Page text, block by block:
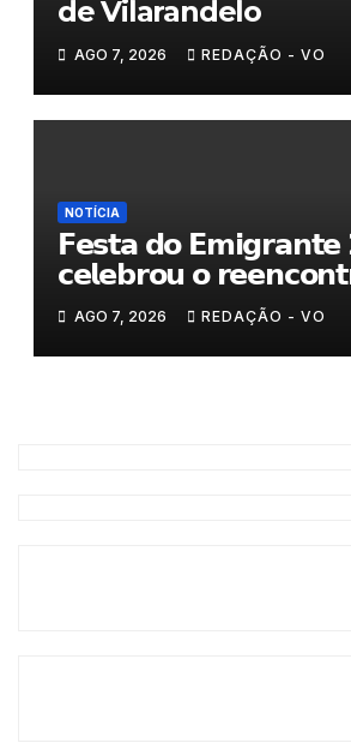
de Vilarandelo
AGO 7, 2026 REDAÇÃO - VO
NOTÍCIA
𝗙𝗲𝘀𝘁𝗮 𝗱𝗼
𝗰𝗲𝗹𝗲𝗯𝗿𝗼𝘂 𝗼
𝗹𝗮𝗰̧𝗼𝘀 𝗾𝘂𝗲 𝘂𝗻𝗲𝗺
AGO 7, 2026 REDAÇÃO - VO